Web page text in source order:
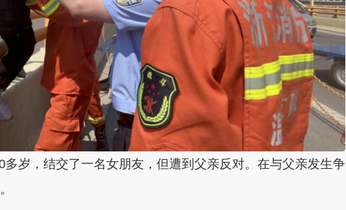
岁，结交了一名女朋友，但遭到父亲反对。在与父亲发生争